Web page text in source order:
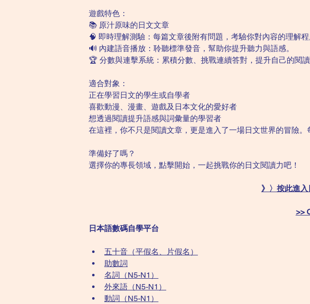
遊戲特色：
📚 原汁原味的日文文章
🧠 即時理解測驗：每篇文章後附有問題，考驗你對內容的理解程
🔊 內建語音播放：聆聽標準發音，幫助你提升聽力與語感。
🏆 分數與連擊系統：累積分數、挑戰連續答對，提升自己的閱讀
適合對象：
正在學習日文的學生或自學者
喜歡動漫、漫畫、遊戲及日本文化的愛好者
想透過閱讀提升語感與詞彙量的學習者
在這裡，你不只是閱讀文章，更是進入了一場日文世界的冒險
準備好了嗎？
選擇你的專長領域，點擊開始，一起挑戰你的日文閱讀力吧！
》〉按此進
>>
日本語數碼自學平台
五十音（平假名、片假名）​
助數詞
名詞（N5-N1）
外來語（N5-N1）
動詞（N5-N1）